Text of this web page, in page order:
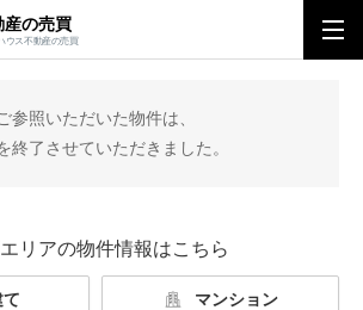
産の売買
ウス不動産の売買
関西エリアトップ
参照いただいた物件は、
終了させていただきました。
リアの物件情報はこちら
マンション